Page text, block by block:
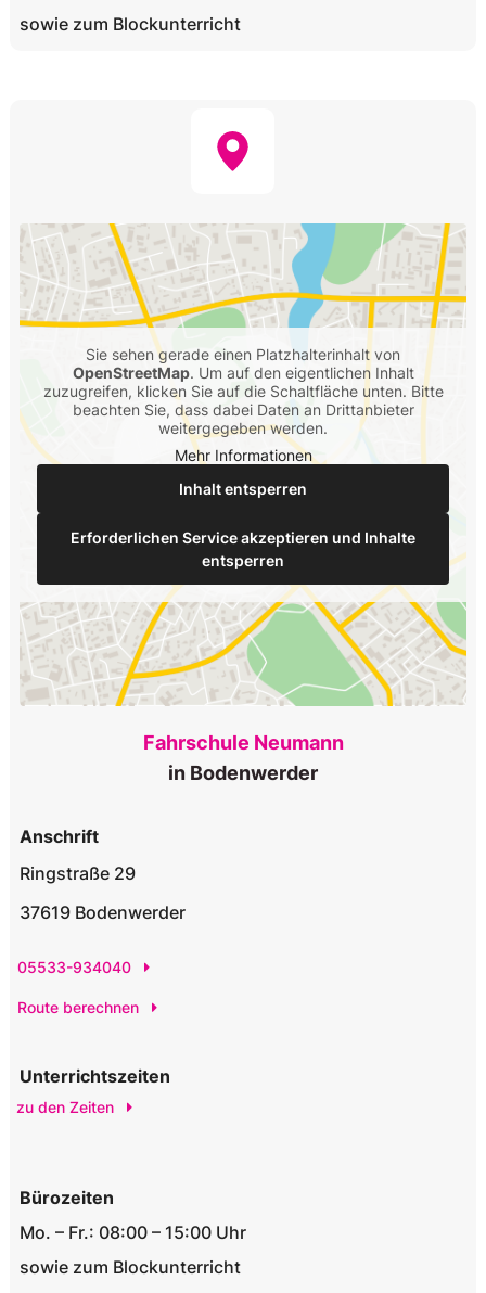
sowie zum Blockunterricht
Sie sehen gerade einen Platzhalterinhalt von
OpenStreetMap. Um auf den eigentlichen Inhalt
zuzugreifen, klicken Sie auf die Schaltfläche unten. Bitte
beachten Sie, dass dabei Daten an Drittanbieter
weitergegeben werden.
Mehr Informationen
Inhalt entsperren
Erforderlichen Service akzeptieren und Inhalte
entsperren
Fahrschule Neumann
in Bodenwerder
Anschrift
Ringstraße 29
37619 Bodenwerder
05533-934040
Route berechnen
Unterrichtszeiten
zu den Zeiten
Bürozeiten
Mo. – Fr.: 08:00 – 15:00 Uhr
sowie zum Blockunterricht